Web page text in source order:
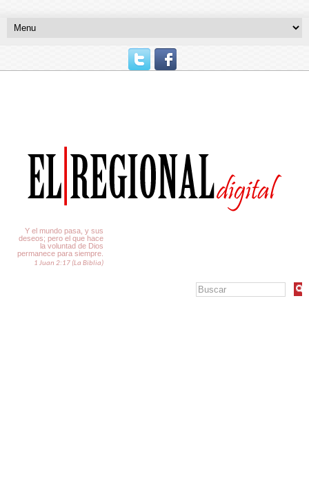
Y el mundo pasa, y sus
deseos; pero el que hace
la voluntad de Dios
permanece para siempre.
1 Juan 2:17 (La Biblia)